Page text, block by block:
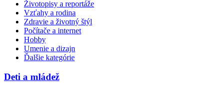
Životopisy a reportáže
Vzťahy a rodina
Zdravie a životný štýl
Počítače a internet
Hobby
Umenie a dizajn
Ďalšie kategórie
Deti a mládež